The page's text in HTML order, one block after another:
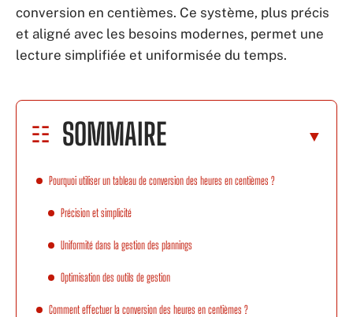
conversion en centièmes. Ce système, plus précis
et aligné avec les besoins modernes, permet une
lecture simplifiée et uniformisée du temps.
SOMMAIRE
Pourquoi utiliser un tableau de conversion des heures en centièmes ?
Précision et simplicité
Uniformité dans la gestion des plannings
Optimisation des outils de gestion
Comment effectuer la conversion des heures en centièmes ?